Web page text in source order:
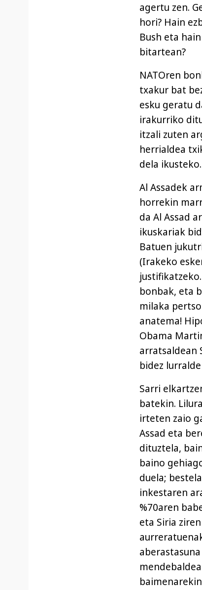
agertu zen.
hori? Hain
Bush eta
bitartean?
NATOren
txakur bat
esku geratu
irakurriko
itzali zuten
herrialdea
dela ikusteko.
Al Assadek
horrekin
da Al Assad
ikuskariak
Batuen
(Irakeko
bonbak, eta
milaka
anatema!
Obama
arratsaldean
bidez
Sarri
batekin.
irteten zaio
Assad eta
dituztela,
baino
duela;
inkestaren
%70aren
eta Siria